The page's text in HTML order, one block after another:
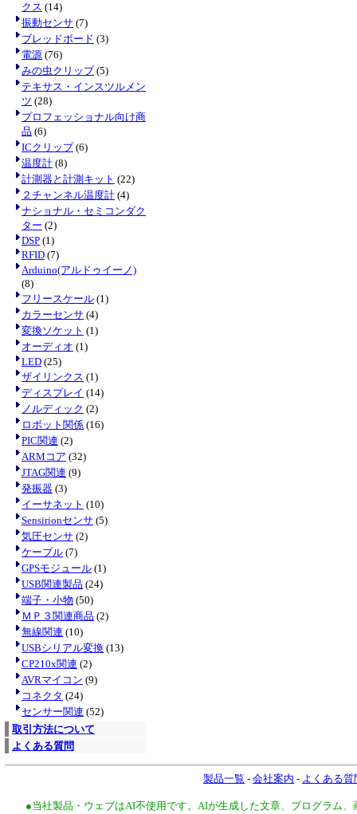
クス (14)
振動センサ (7)
ブレッドボード (3)
電源 (76)
みの虫クリップ(5)
テキサス・インスツルメン
ツ (28)
プロフェッショナル向け商
品 (6)
ICクリップ(6)
温度計 (8)
計測器と計測キット (22)
２チャンネル温度計 (4)
ナショナル・セミコンダク
ター (2)
DSP (1)
RFID (7)
Arduino(アルドゥイーノ)
(8)
フリースケール (1)
カラーセンサ (4)
変換ソケット (1)
オーディオ (1)
LED (25)
ザイリンクス (1)
ディスプレイ (14)
ノルディック (2)
ロボット関係 (16)
PIC関連 (2)
ARMコア (32)
JTAG関連 (9)
発振器 (3)
イーサネット (10)
Sensirionセンサ (5)
気圧センサ (2)
ケーブル (7)
GPSモジュール (1)
USB関連製品 (24)
端子・小物 (50)
ＭＰ３関連商品 (2)
無線関連 (10)
USBシリアル変換 (13)
CP210x関連 (2)
AVRマイコン (9)
コネクタ (24)
センサー関連 (52)
取引方法について
よくある質問
製品一覧 - 会社案内 - よくある質
●当社製品・ウェブはAI不使用です。AIが生成した文章、プログラム